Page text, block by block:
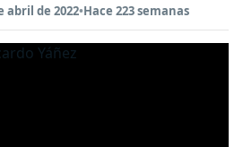
abril de 2022•Hace 223 semanas